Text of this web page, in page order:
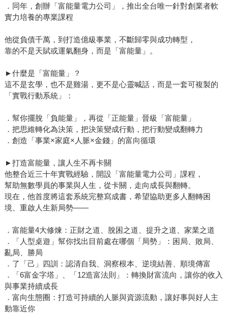
．同年，創辦「富能量電力公司」，推出全台唯一針對創業者軟
實力培養的專業課程
他從負債千萬，到打造億級事業，不斷歸零與成功轉型，
靠的不是天賦或運氣翻身，而是「富能量」。
►什麼是「富能量」？
這不是玄學，也不是雞湯，更不是心靈喊話，而是一套可複製的
「實戰行動系統」：
．幫你擺脫「負能量」，再從「正能量」晉級「富能量」
．把思維轉化為決策，把決策變成行動，把行動變成翻轉力
．創造「事業×家庭×人脈×金錢」的富向循環
►打造富能量，讓人生不再卡關
他整合近三十年實戰經驗，開設「富能量電力公司」課程，
幫助無數學員的事業與人生，從卡關，走向成長與翻轉。
現在，他首度將這套系統完整寫成書，希望協助更多人翻轉困
境、重啟人生新局勢——
．富能量4大修煉：正財之道、脫困之道、提升之道、家業之道
．「人型桌遊」幫你找出目前處在哪個「局勢」：困局、敗局、
亂局、勝局
．了「己」四訓：認清自我、洞察根本、逆境結善、順境傳富
．「6富金字塔」、「12造富法則」：轉換財富流向，讓你的收入
與事業持續成長
．富向生態圈：打造可持續的人脈與資源流動，讓好事與好人主
動靠近你